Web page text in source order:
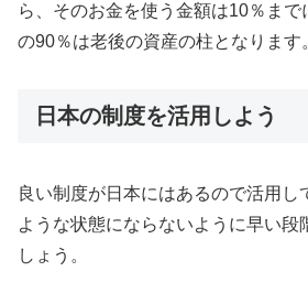
ら、そのお金を使う金額は10％まで
の90％は老後の資産の柱となります
日本の制度を活用しよう
良い制度が日本にはあるので活用し
ような状態にならないように早い段
しょう。